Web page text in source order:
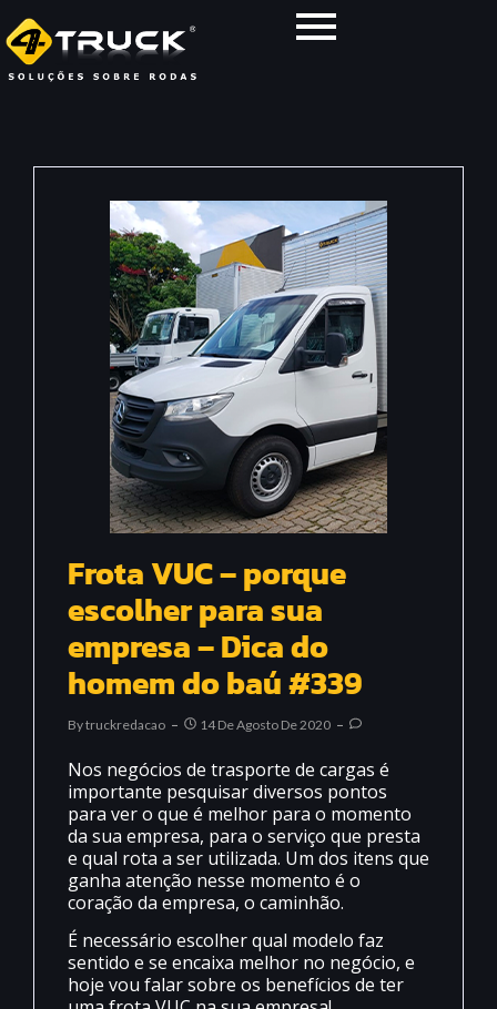
Frota VUC – porque
escolher para sua
empresa – Dica do
homem do baú #339
ByTruckredacao 14 De Agosto De 2020
Nos negócios de trasporte de cargas é
importante pesquisar diversos pontos
para ver o que é melhor para o momento
da sua empresa, para o serviço que presta
e qual rota a ser utilizada. Um dos itens que
ganha atenção nesse momento é o
coração da empresa, o caminhão.
É necessário escolher qual modelo faz
sentido e se encaixa melhor no negócio, e
hoje vou falar sobre os benefícios de ter